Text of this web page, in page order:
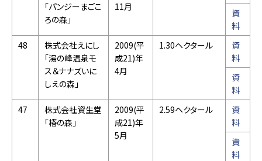
「パンジーまごこ
ろの森」
11月
資
料
48
株式会社えにし
「湯の峰温泉モ
ス＆ナナズいに
しえの森」
2009(平
成21)年
4月
1.30ヘクタール
資
料
資
料
47
株式会社資生堂
「椿の森」
2009(平
成21)年
5月
2.59ヘクタール
資
料
資
料